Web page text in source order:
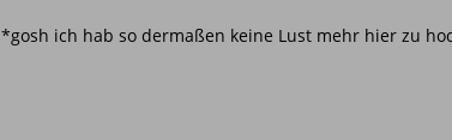
*gosh ich hab so dermaßen keine Lust mehr hier zu